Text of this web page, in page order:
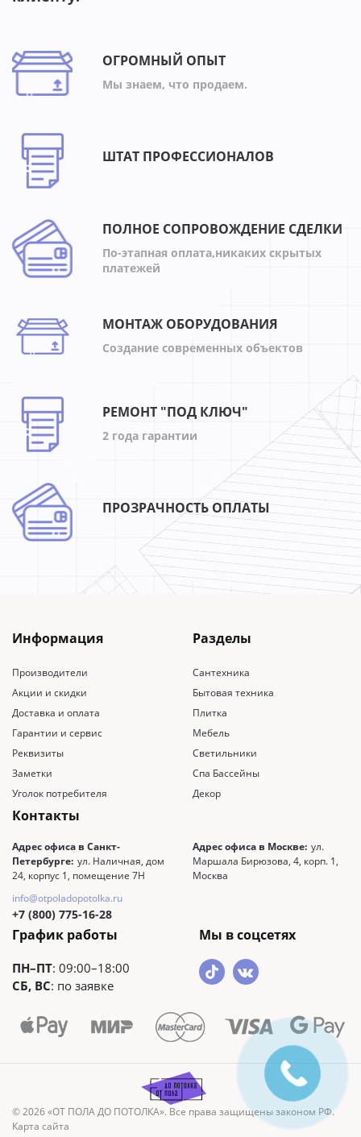
ОГРОМНЫЙ ОПЫТ
Мы знаем, что продаем.
ШТАТ ПРОФЕССИОНАЛОВ
ПОЛНОЕ СОПРОВОЖДЕНИЕ СДЕЛКИ
По-этапная оплата,никаких скрытых
платежей
МОНТАЖ ОБОРУДОВАНИЯ
Создание современных объектов
РЕМОНТ "ПОД КЛЮЧ"
2 года гарантии
ПРОЗРАЧНОСТЬ ОПЛАТЫ
Информация
Производители
Акции и скидки
Доставка и оплата
Гарантии и сервис
Реквизиты
Заметки
Уголок потребителя
Разделы
Сантехника
Бытовая техника
Плитка
Мебель
Светильники
Спа Бассейны
Декор
Контакты
Адрес офиса в Санкт-
Петербурге: ул. Наличная, дом
24, корпус 1, помещение 7Н
Адрес офиса в Москве: ул.
Маршала Бирюзова, 4, корп. 1,
Москва
info@otpoladopotolka.ru
+7 (800) 775-16-28
График работы
ПН–ПТ: 09:00–18:00
СБ, ВС: по заявке
Мы в соцсетях
© 2026 «ОТ ПОЛА ДО ПОТОЛКА». Все права защищены законом РФ.
Карта сайта